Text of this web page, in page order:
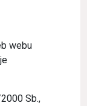
webu
Sb.,